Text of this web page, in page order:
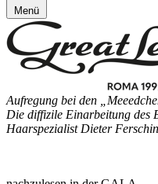
Menü
Aufregung bei den
Die diffizile Einarbeitung des
Haarspezialist Dieter